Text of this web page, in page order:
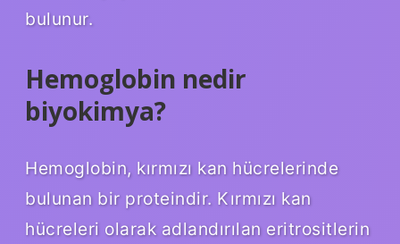
bulunur.
Hemoglobin nedir
biyokimya?
Hemoglobin, kırmızı kan hücrelerinde
bulunan bir proteindir. Kırmızı kan
hücreleri olarak adlandırılan eritrositlerin